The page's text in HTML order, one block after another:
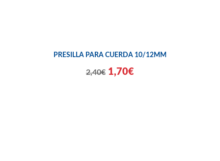
PRESILLA PARA CUERDA 10/12MM
2,40€ 1,70€